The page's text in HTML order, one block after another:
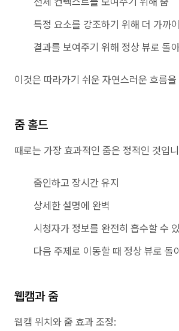
특정 요소를 강조하기 위해 더 가까
결과를 보여주기 위해 정상 뷰로 돌
이것은 따라가기 쉬운 자연스러운 흐름을
줌 홀드
때로는 가장 효과적인 줌은 정적인 것입
줌인하고 장시간 유지
상세한 설명에 완벽
시청자가 정보를 완전히 흡수할 수
다음 주제로 이동할 때 정상 뷰로 돌
웹캠과 줌
웹캠 위치와 줌 효과 조정: